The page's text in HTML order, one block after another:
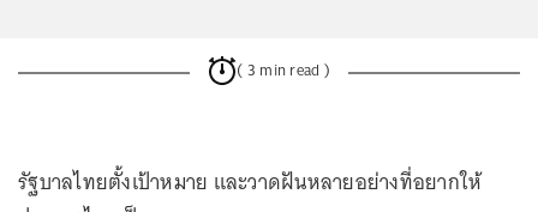
( 3 min read )
รัฐบาลไทยตั้งเป้าหมาย และวาดฝันหลายอย่างที่อยากให้